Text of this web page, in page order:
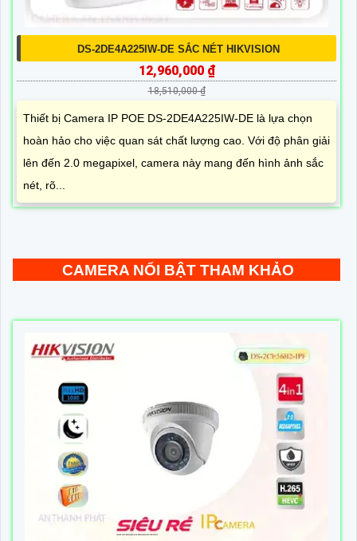
DS-2DE4A225IW-DE SẮC NÉT HIKVISION
12,960,000 ₫
18,510,000 ₫
Thiết bị Camera IP POE DS-2DE4A225IW-DE là lựa chọn
hoàn hảo cho việc quan sát chất lượng cao. Với độ phân giải
lên đến 2.0 megapixel, camera này mang đến hình ảnh sắc
nét, rõ...
CAMERA NỔI BẬT THAM KHẢO